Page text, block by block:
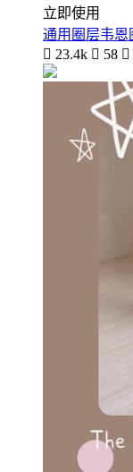
立即使用
通用圈层韦恩
 23.4k  58 